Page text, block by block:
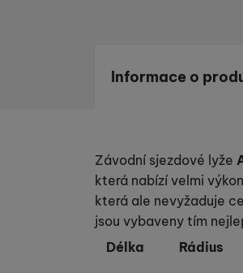
Informace o
Závodní sjezdové lyže
která nabízí velmi
která ale nevyžaduje
jsou vybaveny tím
Délka
Rádius